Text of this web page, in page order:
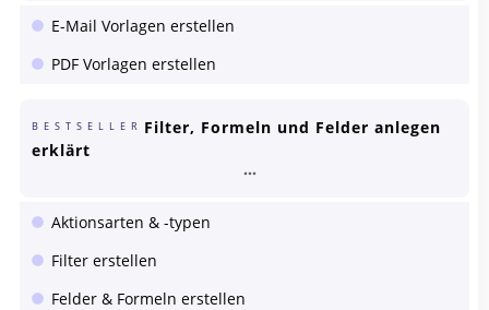
E-Mail Vorlagen erstellen
PDF Vorlagen erstellen
BESTSELLER Filter, Formeln und Felder anlegen
erklärt
Aktionsarten & -typen
Filter erstellen
Felder & Formeln erstellen